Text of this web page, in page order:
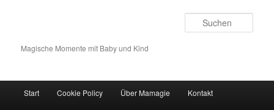
Magische Momente mit Baby und Kind
Zum Inhalt wechseln
Zum sekundären Inhalt wechseln
Start Cookie Policy Über Mamagie Kontakt